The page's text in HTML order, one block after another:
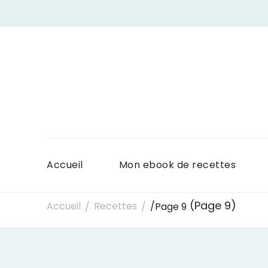
Accueil Mon ebook de recettes
Accueil / Recettes / /Page 9 (Page 9)